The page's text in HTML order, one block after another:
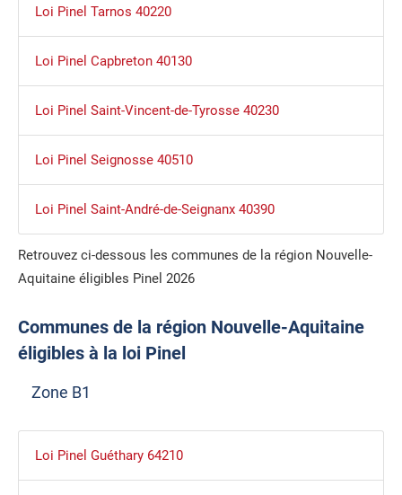
Loi Pinel Tarnos 40220
Loi Pinel Capbreton 40130
Loi Pinel Saint-Vincent-de-Tyrosse 40230
Loi Pinel Seignosse 40510
Loi Pinel Saint-André-de-Seignanx 40390
Retrouvez ci-dessous les communes de la région Nouvelle-
Aquitaine éligibles Pinel 2026
Communes de la région Nouvelle-Aquitaine
éligibles à la loi Pinel
Zone B1
Loi Pinel Guéthary 64210